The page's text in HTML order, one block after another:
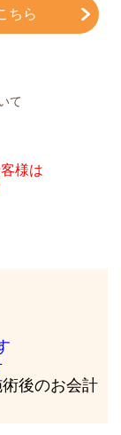
ちら
て
様は
後のお会計